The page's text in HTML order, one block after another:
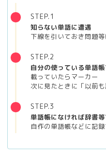
STEP.1
知らない単語に遭遇
下線を引いておき問題
STEP.2
自分の使っている単語
載っていたらマーカー
次に見たときに「以前
STEP.3
単語帳になければ辞書
自作の単語帳などに記録